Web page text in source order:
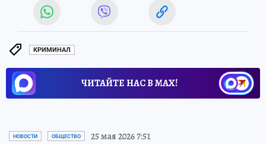
КРИМИНАЛ
ЧИТАЙТЕ НАС В МАХ!
НОВОСТИ ОБЩЕСТВО 25 мая 2026 7:51